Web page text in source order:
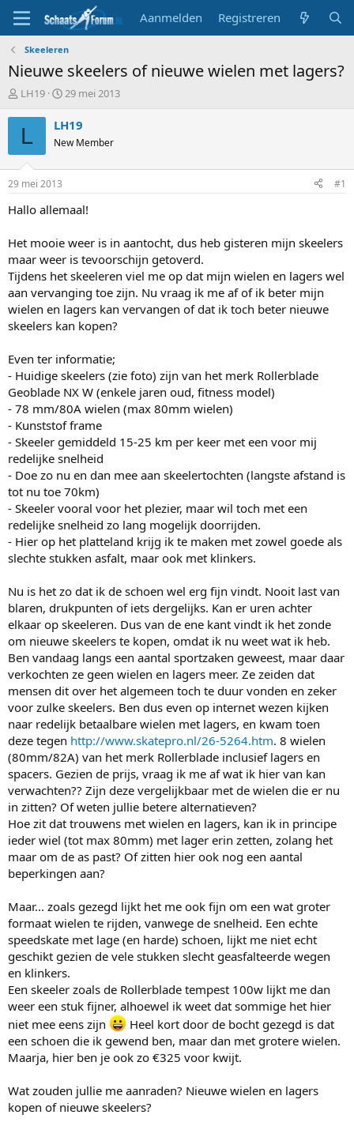
Aanmelden Registreren
Skeeleren
Nieuwe skeelers of nieuwe wielen met lagers?
T
p
s
a
r
r
LH19
S
a
t
t
u
29 mei 2013
L LH19
New Member
29 mei 2013 #1
Hallo allemaal!
Het mooie weer is in aantocht, dus heb gisteren mijn skeelers
maar weer is tevoorschijn getoverd.
Tijdens het skeeleren viel me op dat mijn wielen en lagers wel
aan vervanging toe zijn. Nu vraag ik me af of ik beter mijn
wielen en lagers kan vervangen of dat ik toch beter nieuwe
skeelers kan kopen?
Even ter informatie;
- Huidige skeelers (zie foto) zijn van het merk Rollerblade
Geoblade NX W (enkele jaren oud, fitness model)
- 78 mm/80A wielen (max 80mm wielen)
- Kunststof frame
- Skeeler gemiddeld 15-25 km per keer met een voor mij
redelijke snelheid
- Doe zo nu en dan mee aan skeelertochten (langste afstand is
tot nu toe 70km)
- Skeeler vooral voor het plezier, maar wil toch met een
redelijke snelheid zo lang mogelijk doorrijden.
- Hier op het platteland krijg ik te maken met zowel goede als
slechte stukken asfalt, maar ook met klinkers.
Nu is het zo dat ik de schoen wel erg fijn vindt. Nooit last van
blaren, drukpunten of iets dergelijks. Kan er uren achter
elkaar op skeeleren. Dus van de ene kant vindt ik het zonde
om nieuwe skeelers te kopen, omdat ik nu weet wat ik heb.
Ben vandaag langs een aantal sportzaken geweest, maar daar
verkochten ze geen wielen en lagers meer. Ze zeiden dat
mensen dit over het algemeen toch te duur vonden en zeker
voor zulke skeelers. Ben dus even op internet wezen kijken
naar redelijk betaalbare wielen met lagers, en kwam toen
deze tegen http://www.skatepro.nl/26-5264.htm. 8 wielen
(80mm/82A) van het merk Rollerblade inclusief lagers en
spacers. Gezien de prijs, vraag ik me af wat ik hier van kan
verwachten?? Zijn deze vergelijkbaar met de wielen die er nu
in zitten? Of weten jullie betere alternatieven?
Hoe zit dat trouwens met wielen en lagers, kan ik in principe
ieder wiel (tot max 80mm) met lager erin zetten, zolang het
maar om de as past? Of zitten hier ook nog een aantal
beperkingen aan?
Maar... zoals gezegd lijkt het me ook fijn om een wat groter
formaat wielen te rijden, vanwege de snelheid. Een echte
speedskate met lage (en harde) schoen, lijkt me niet echt
geschikt gezien de vele stukken slecht geasfalteerde wegen
en klinkers.
Een skeeler zoals de Rollerblade tempest 100w lijkt me dan
weer een stuk fijner, alhoewel ik weet dat sommige het hier
niet mee eens zijn
Heel kort door de bocht gezegd is dat
een schoen die ik gewend ben, maar dan met grotere wielen.
Maarja, hier ben je ook zo €325 voor kwijt.
Wat zouden jullie me aanraden? Nieuwe wielen en lagers
kopen of nieuwe skeelers?